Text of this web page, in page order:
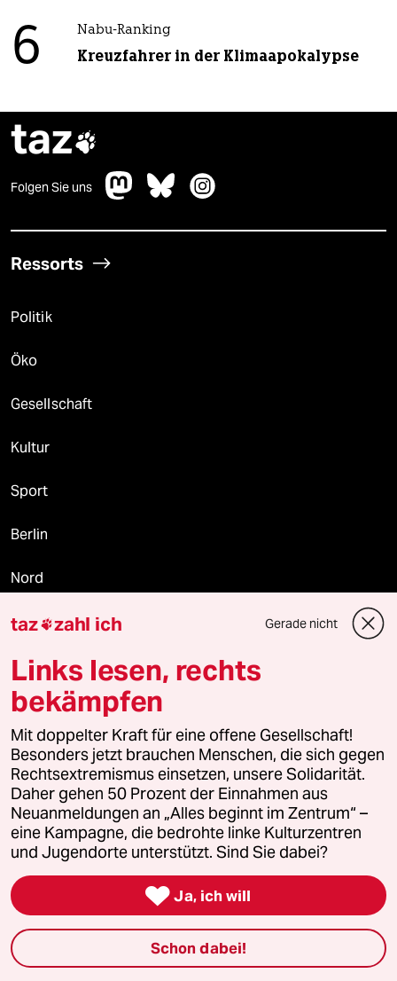
6 Nabu-Ranking
Kreuzfahrer in der Klimaapokalypse
taz
Folgen Sie uns
Ressorts
Politik
Öko
Gesellschaft
Kultur
Sport
Berlin
Nord
Wahrheit
Themen
Niedrigwasser
Rente
Landtagswahl in Sachsen-Anhalt
Hybrider Krieg
Jemen
Ceuta
taz zahl ich Gerade nicht
Links lesen, rechts
bekämpfen
Mit doppelter Kraft für eine offene Gesellschaft!
Besonders jetzt brauchen Menschen, die sich gegen
Rechtsextremismus einsetzen, unsere Solidarität.
Daher gehen 50 Prozent der Einnahmen aus
Neuanmeldungen an „Alles beginnt im Zentrum“ –
eine Kampagne, die bedrohte linke Kulturzentren
und Jugendorte unterstützt. Sind Sie dabei?
 Ja, ich will
Schon dabei!